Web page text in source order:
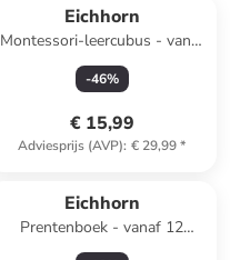
Eichhorn
Montessori-leercubus - vanaf
3 jaar
-46%
€ 15,99
Adviesprijs (AVP): € 29,99*
Eichhorn
Prentenboek - vanaf 12
maanden